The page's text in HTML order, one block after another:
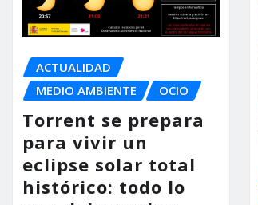
ACTUALIDAD
MEDIO AMBIENTE
OCIO
Torrent se prepara
para vivir un
eclipse solar total
histórico: todo lo